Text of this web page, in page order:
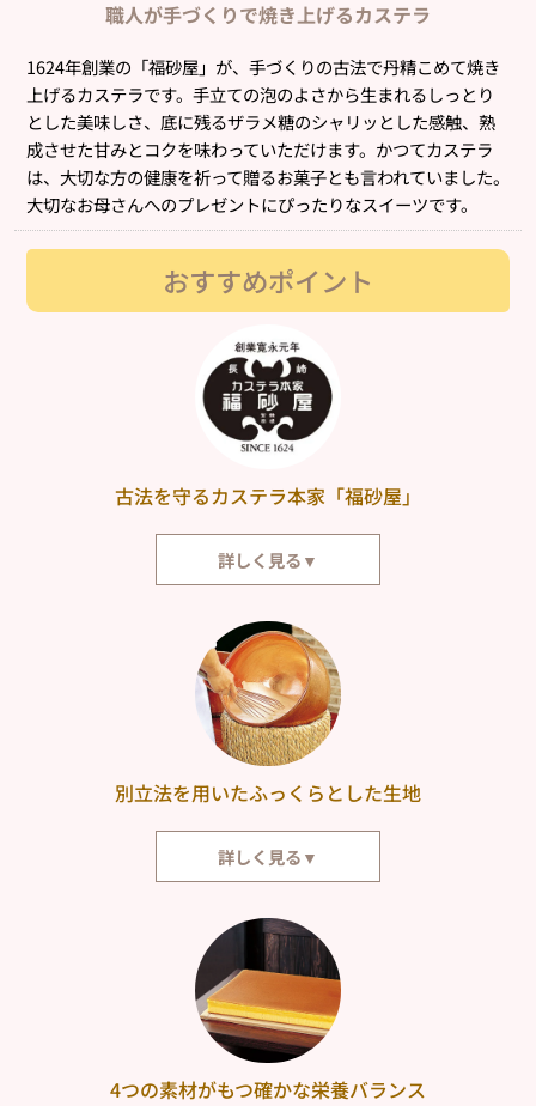
職人が手づくりで焼き上げるカステラ
1624年創業の「福砂屋」が、手づくりの古法で丹精こめて焼き
上げるカステラです。手立ての泡のよさから生まれるしっとり
とした美味しさ、底に残るザラメ糖のシャリッとした感触、熟
成させた甘みとコクを味わっていただけます。かつてカステラ
は、大切な方の健康を祈って贈るお菓子とも言われていました。
大切なお母さんへのプレゼントにぴったりなスイーツです。
おすすめポイント
古法を守るカステラ本家「福砂屋」
詳しく見る▼
古法を変えることなく守っています。古きを尊び新しきを創造する事を旨と
して、創業の心への原点回帰の一方、創意工夫を支えにして時をつないでま
別立法を用いたふっくらとした生地
詳しく見る▼
ています。卵の手割りに始まり、泡立て、混合、攪拌、焼き上げまでおこな
っております。卵の泡立ては「別立法」。別立法とは、まず白身を十分に泡
立て、その後に黄身とザラメ糖を加えてさらに攪拌する製法です。手立ての
泡の良さから、ふっくらとしたカステラが生まれます。
4つの素材がもつ確かな栄養バランス